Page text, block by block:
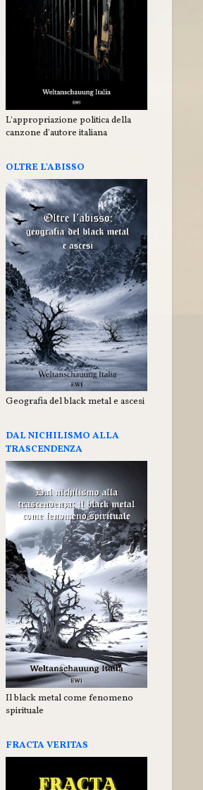
L'appropriazione politica della
canzone d'autore italiana
OLTRE L'ABISSO
Geografia del black metal e ascesi
DAL NICHILISMO ALLA
TRASCENDENZA
Il black metal come fenomeno
spirituale
FRACTA VERITAS